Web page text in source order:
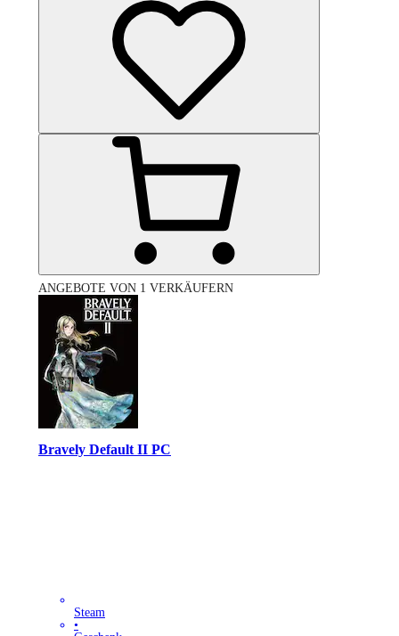
ANGEBOTE VON 1 VERKÄUFERN
Bravely Default II PC
Steam
•